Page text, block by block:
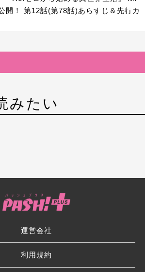
開！ 第12話(第78話)あらすじ＆先行カ
みたい
運営会社
利用規約